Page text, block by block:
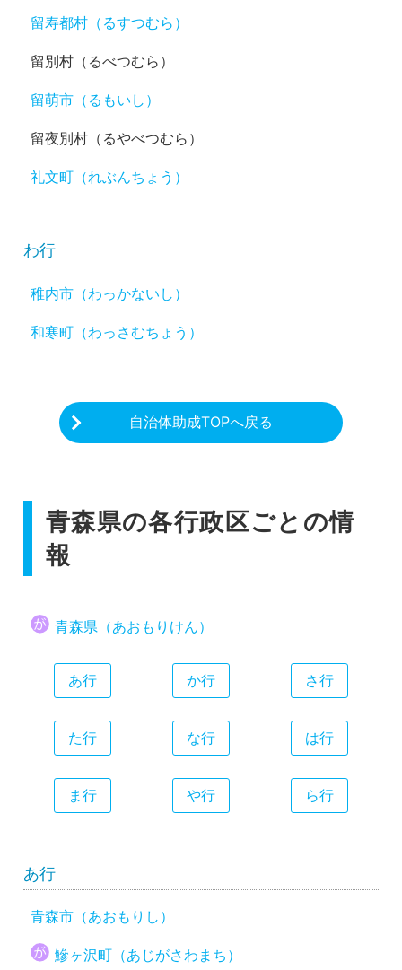
留寿都村（るすつむら）
留別村（るべつむら）
留萌市（るもいし）
留夜別村（るやべつむら）
礼文町（れぶんちょう）
わ行
稚内市（わっかないし）
和寒町（わっさむちょう）
自治体助成TOPへ戻る
青森県の各行政区ごとの情
報
青森県（あおもりけん）
あ行 か行 さ行
た行 な行 は行
ま行 や行 ら行
あ行
青森市（あおもりし）
鰺ヶ沢町（あじがさわまち）